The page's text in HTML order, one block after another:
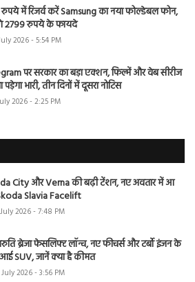
में रिजर्व करें Samsung का नया फोल्डेबल फोन,
2799 रुपये के फायदे
2026 - 5:54 PM
पर सरकार का बड़ा एक्शन, फिल्में और वेब सीरीज
भारी, तीन दिनों में दूसरा नोटिस
2026 - 2:25 PM
City और Verna की बढ़ी टेंशन, नए अवतार में आ
Slavia Facelift
2026 - 7:48 PM
ब्रेजा फेसलिफ्ट लॉन्च, नए फीचर्स और टर्बो इंजन के
SUV, जानें क्या है कीमत
2026 - 3:56 PM